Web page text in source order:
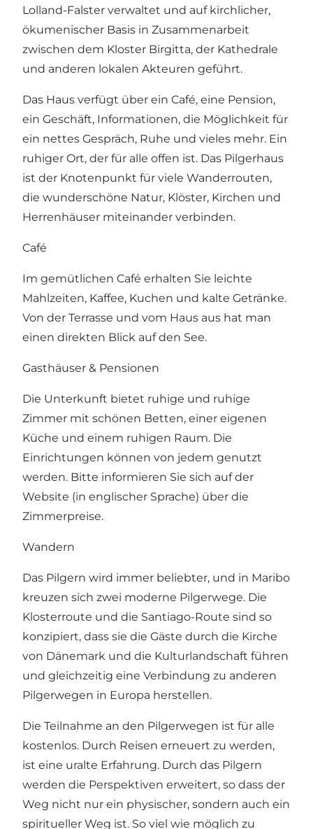
Lolland-Falster verwaltet und auf kirchlicher,
ökumenischer Basis in Zusammenarbeit
zwischen dem Kloster Birgitta, der Kathedrale
und anderen lokalen Akteuren geführt.
Das Haus verfügt über ein Café, eine Pension,
ein Geschäft, Informationen, die Möglichkeit für
ein nettes Gespräch, Ruhe und vieles mehr. Ein
ruhiger Ort, der für alle offen ist. Das Pilgerhaus
ist der Knotenpunkt für viele Wanderrouten,
die wunderschöne Natur, Klöster, Kirchen und
Herrenhäuser miteinander verbinden.
Café
Im gemütlichen Café erhalten Sie leichte
Mahlzeiten, Kaffee, Kuchen und kalte Getränke.
Von der Terrasse und vom Haus aus hat man
einen direkten Blick auf den See.
Gasthäuser & Pensionen
Die Unterkunft bietet ruhige und ruhige
Zimmer mit schönen Betten, einer eigenen
Küche und einem ruhigen Raum. Die
Einrichtungen können von jedem genutzt
werden. Bitte informieren Sie sich auf der
Website (in englischer Sprache) über die
Zimmerpreise.
Wandern
Das Pilgern wird immer beliebter, und in Maribo
kreuzen sich zwei moderne Pilgerwege. Die
Klosterroute und die Santiago-Route sind so
konzipiert, dass sie die Gäste durch die Kirche
von Dänemark und die Kulturlandschaft führen
und gleichzeitig eine Verbindung zu anderen
Pilgerwegen in Europa herstellen.
Die Teilnahme an den Pilgerwegen ist für alle
kostenlos. Durch Reisen erneuert zu werden,
ist eine uralte Erfahrung. Durch das Pilgern
werden die Perspektiven erweitert, so dass der
Weg nicht nur ein physischer, sondern auch ein
spiritueller Weg ist. So viel wie möglich zu